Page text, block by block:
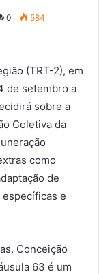
0 584
(TRT-2), em
de setembro a
sobre a
Coletiva da
como
de
e
Conceição
63 é um